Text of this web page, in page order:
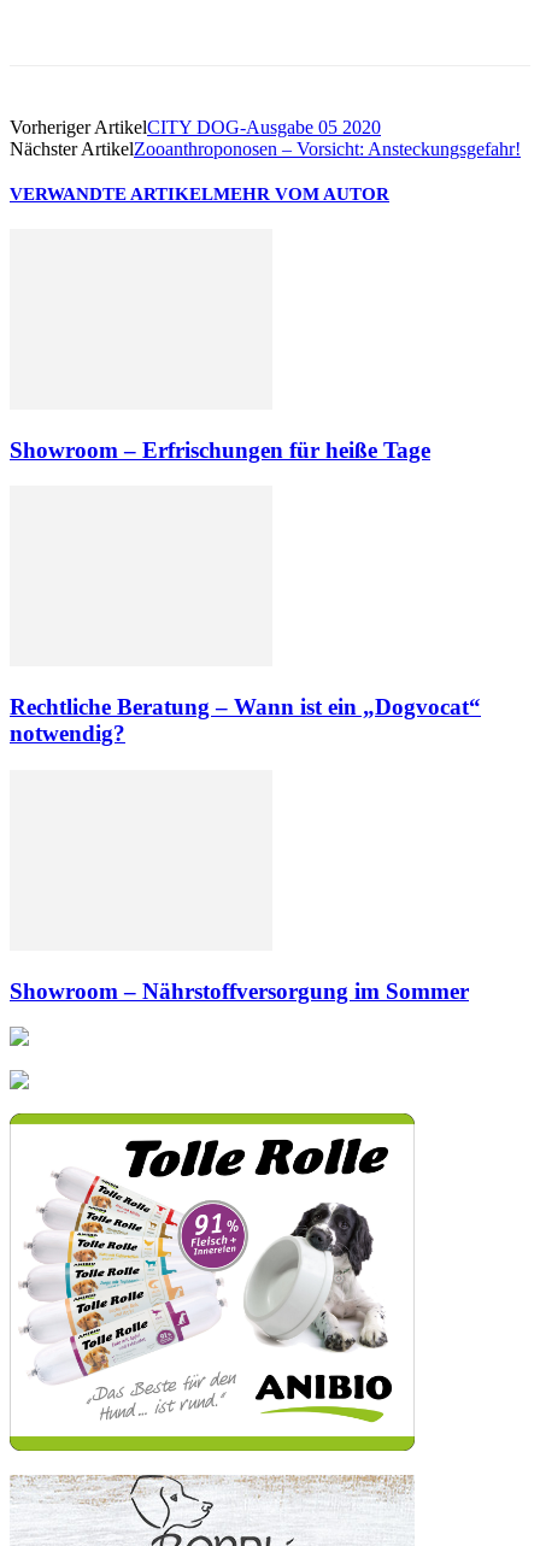
Vorheriger ArtikelCITY DOG-Ausgabe 05 2020
Nächster ArtikelZooanthroponosen – Vorsicht: Ansteckungsgefahr!
VERWANDTE ARTIKELMEHR VOM AUTOR
Showroom – Erfrischungen für heiße Tage
Rechtliche Beratung – Wann ist ein „Dogvocat“
notwendig?
Showroom – Nährstoffversorgung im Sommer